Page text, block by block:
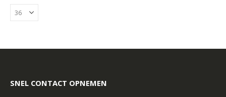
SNEL CONTACT OPNEMEN